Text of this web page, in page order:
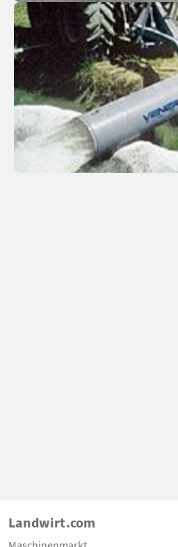
Landwirt.com